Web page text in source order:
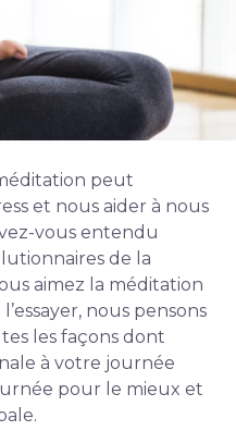
peut
et nous aider à nous
vous entendu
de la
aimez la méditation
nous pensons
les façons dont
à votre journée
pour le mieux et